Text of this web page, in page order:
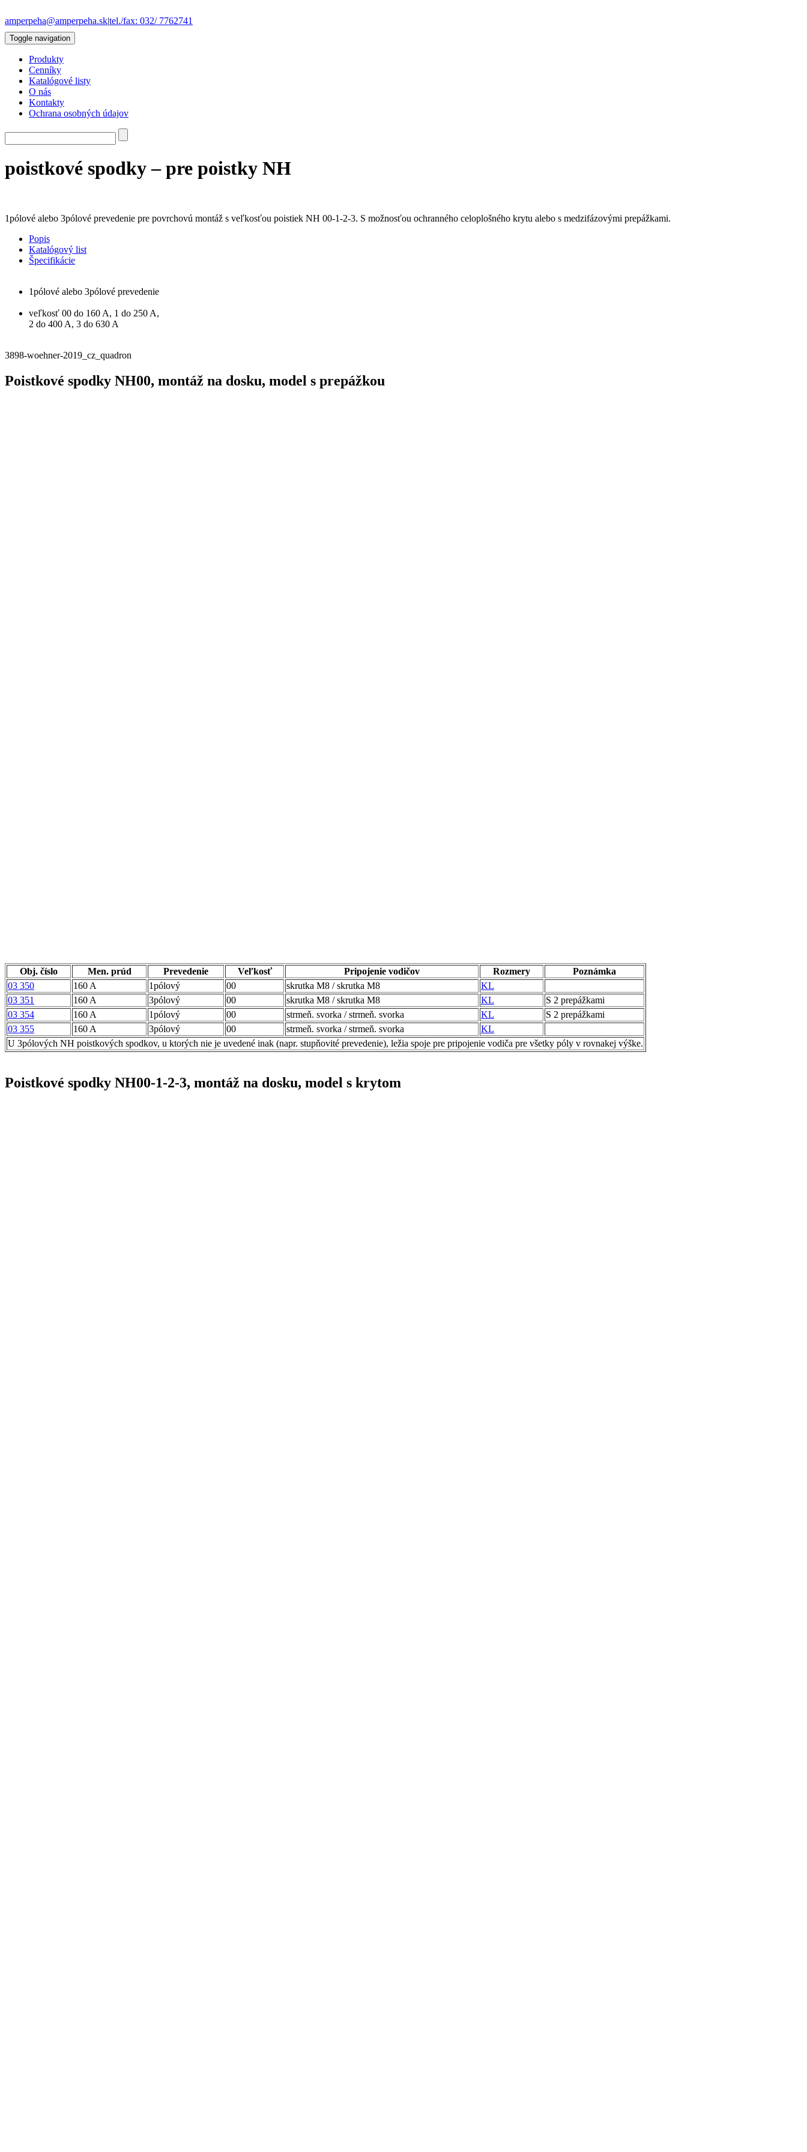
amperpeha@amperpeha.sk|tel./fax: 032/ 7762741
Toggle navigation
Produkty
Cenníky
Katalógové listy
O nás
Kontakty
Ochrana osobných údajov
poistkové spodky – pre poistky NH
1pólové alebo 3pólové prevedenie pre povrchovú montáž s veľkosťou poistiek NH 00-1-2-3. S možnosťou ochranného celoplošného krytu alebo s medzifázovými prepážkami.
Popis
Katalógový list
Špecifikácie
1pólové alebo 3pólové prevedenie
veľkosť 00 do 160 A, 1 do 250 A,
2 do 400 A, 3 do 630 A
3898-woehner-2019_cz_quadron
Poistkové spodky NH00, montáž na dosku, model s prepážkou
Obj. číslo Men. prúd Prevedenie Veľkosť Pripojenie vodičov Rozmery
Poznámka
03 350
160 A 1pólový 00 skrutka M8 / skrutka M8
KL
03 351
160 A 3pólový 00 skrutka M8 / skrutka M8 KL
S 2 prepážkami
03 354
160 A 1pólový 00 strmeň. svorka / strmeň. svorka KL
S 2 prepážkami
03 355
160 A 3pólový 00 strmeň. svorka / strmeň. svorka
KL
U 3pólových NH poistkových spodkov, u ktorých nie je uvedené inak (napr. stupňovité prevedenie), ležia spoje pre pripojenie vodiča pre všetky póly v rovnakej výške.
Poistkové spodky NH00-1-2-3, montáž na dosku, model s krytom